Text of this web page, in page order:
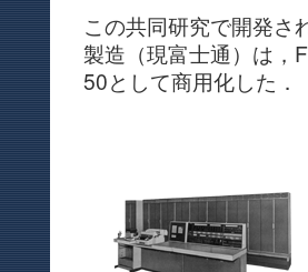
この共同研究で開発さ
製造（現富士通）は，
50として商用化した．